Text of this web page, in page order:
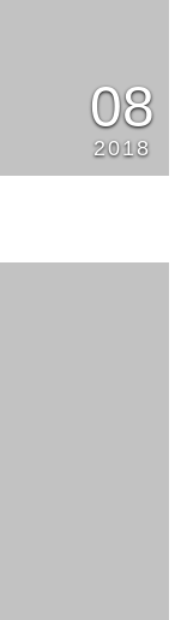
08
2018